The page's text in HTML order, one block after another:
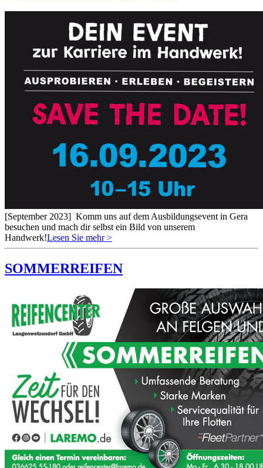
[September 2023] Komm uns auf dem Ausbildungsevent in Gera
besuchen und mach dir selbst ein Bild von unserem
Handwerk!Lesen Sie mehr >
SOMMERREIFEN